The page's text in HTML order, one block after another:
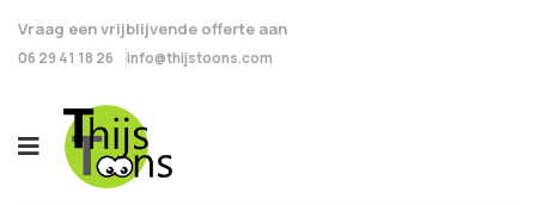
Vraag een vrijblijvende offerte aan
06 29 41 18 26 info@thijstoons.com